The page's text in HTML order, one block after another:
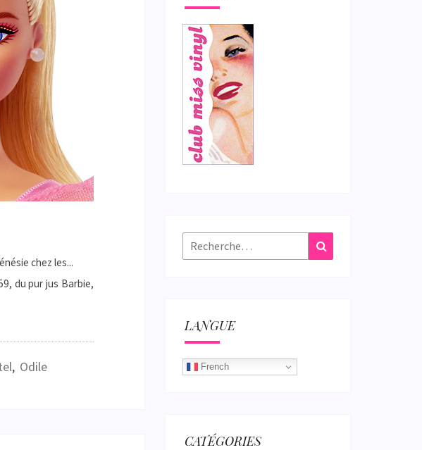
chez les...
du pur jus Barbie,
, Odile
Rechercher :
LANGUE
French
CATÉGORIES